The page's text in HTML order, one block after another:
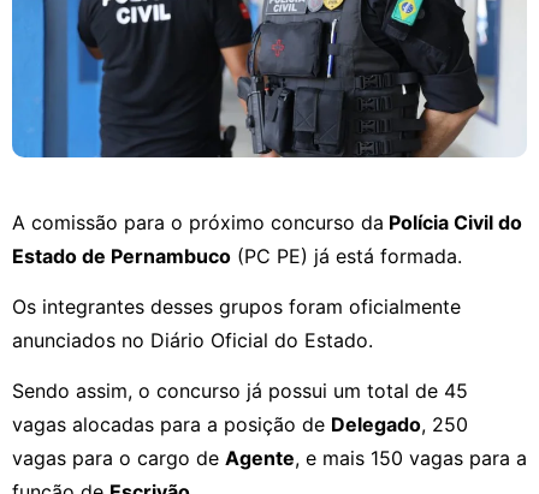
A comissão para o próximo concurso da Polícia Civil do
Estado de Pernambuco (PC PE) já está formada.
Os integrantes desses grupos foram oficialmente
anunciados no Diário Oficial do Estado.
Sendo assim, o concurso já possui um total de 45
vagas alocadas para a posição de Delegado, 250
vagas para o cargo de Agente, e mais 150 vagas para a